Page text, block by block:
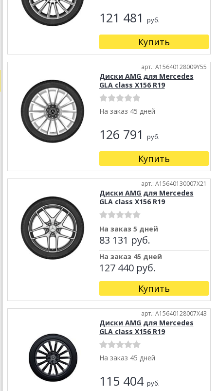
121 481 руб.
Купить
арт.: A15640128009Y55
Диски AMG для Mercedes
GLA class X156 R19
На заказ 45 дней
126 791 руб.
Купить
арт.: A15640130007X21
Диски AMG для Mercedes
GLA class X156 R19
На заказ 5 дней
83 131 руб.
На заказ 45 дней
127 440 руб.
Купить
арт.: A15640128007X43
Диски AMG для Mercedes
GLA class X156 R19
На заказ 45 дней
115 404 руб.